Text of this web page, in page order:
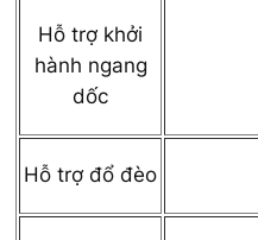
Hỗ trợ khởi
hành ngang
dốc
Hỗ trợ đổ đèo